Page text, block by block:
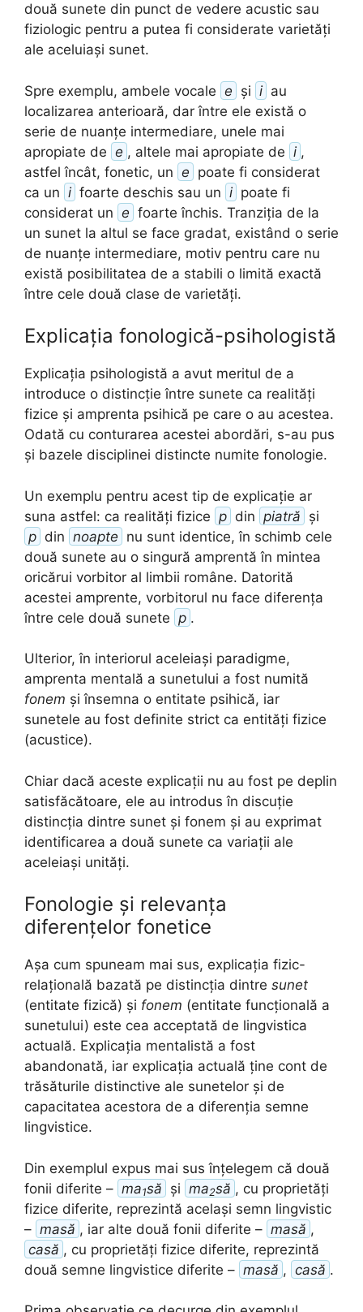
două sunete din punct de vedere acustic sau
fiziologic pentru a putea fi considerate varietăți
ale aceluiași sunet.
Spre exemplu, ambele vocale e și i au
localizarea anterioară, dar între ele există o
serie de nuanțe intermediare, unele mai
apropiate de e , altele mai apropiate de i ,
astfel încât, fonetic, un e poate fi considerat
ca un i foarte deschis sau un i poate fi
considerat un e foarte închis. Tranziția de la
un sunet la altul se face gradat, existând o serie
de nuanțe intermediare, motiv pentru care nu
există posibilitatea de a stabili o limită exactă
între cele două clase de varietăți.
Explicația fonologică-psihologistă
Explicația psihologistă a avut meritul de a
introduce o distincție între sunete ca realități
fizice și amprenta psihică pe care o au acestea.
Odată cu conturarea acestei abordări, s-au pus
și bazele disciplinei distincte numite fonologie.
Un exemplu pentru acest tip de explicație ar
suna astfel: ca realități fizice p din piatră și
p din noapte nu sunt identice, în schimb cele
două sunete au o singură amprentă în mintea
oricărui vorbitor al limbii române. Datorită
acestei amprente, vorbitorul nu face diferența
între cele două sunete p .
Ulterior, în interiorul aceleiași paradigme,
amprenta mentală a sunetului a fost numită
fonem și însemna o entitate psihică, iar
sunetele au fost definite strict ca entități fizice
(acustice).
Chiar dacă aceste explicații nu au fost pe deplin
satisfăcătoare, ele au introdus în discuție
distincția dintre sunet și fonem și au exprimat
identificarea a două sunete ca variații ale
aceleiași unități.
Fonologie și relevanța
diferențelor fonetice
Așa cum spuneam mai sus, explicația fizic-
relațională bazată pe distincția dintre sunet
(entitate fizică) și fonem (entitate funcțională a
sunetului) este cea acceptată de lingvistica
actuală. Explicația mentalistă a fost
abandonată, iar explicația actuală ține cont de
trăsăturile distinctive ale sunetelor și de
capacitatea acestora de a diferenția semne
lingvistice.
Din exemplul expus mai sus înțelegem că două
fonii diferite – ma1să și ma2să , cu proprietăți
fizice diferite, reprezintă același semn lingvistic
– masă , iar alte două fonii diferite – masă ,
casă , cu proprietăți fizice diferite, reprezintă
două semne lingvistice diferite – masă , casă .